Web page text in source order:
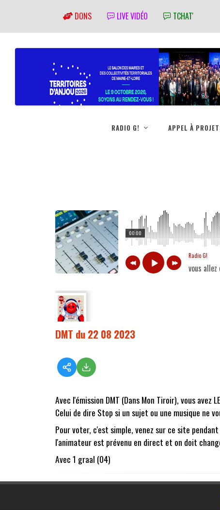
DONS LIVE VIDÉO TCHAT'
RADIO G! APPEL À
00:00
Radio G!
vous
DMT du 22 08 2023
Avec l'émission DMT (Dans Mon Tiroir), vous avez
Celui de dire Stop si un sujet ou une musique ne
Pour voter, c'est simple, venez sur ce site
l'animateur est prévenu en direct et on doit
Avec 1 graal (04)